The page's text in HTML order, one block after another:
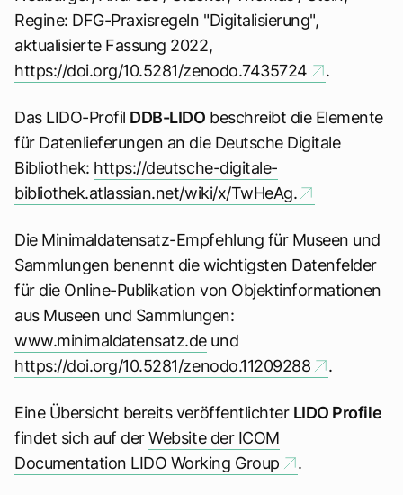
Regine: DFG-Praxisregeln "Digitalisierung",
aktualisierte Fassung 2022,
https://doi.org/10.5281/zenodo.7435724
.
Das LIDO-Profil DDB-LIDO beschreibt die Elemente
für Datenlieferungen an die Deutsche Digitale
Bibliothek: https://deutsche-digitale-
bibliothek.atlassian.net/wiki/x/TwHeAg.
Die Minimaldatensatz-Empfehlung für Museen und
Sammlungen benennt die wichtigsten Datenfelder
für die Online-Publikation von Objektinformationen
aus Museen und Sammlungen:
www.minimaldatensatz.deund
https://doi.org/10.5281/zenodo.11209288
.
Eine Übersicht bereits veröffentlichter LIDO Profile
findet sich auf derWebsite der ICOM
Documentation LIDO Working Group
.